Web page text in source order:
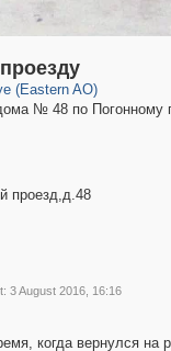
(Eastern AO)
10
№ 48 по Погонному
проезд,д.48
3 August 2016, 16:16
когда вернулся